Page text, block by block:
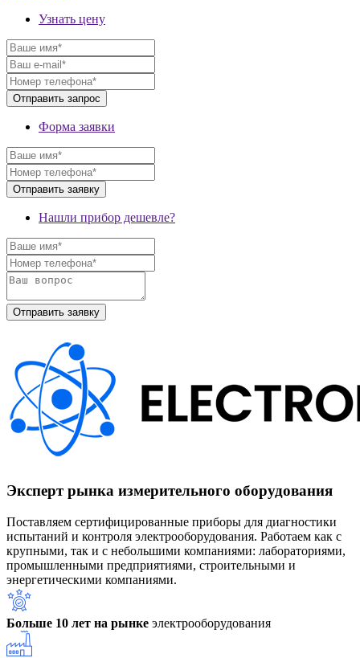
Узнать цену
Форма заявки
Нашли прибор дешевле?
Эксперт рынка измерительного оборудования
Поставляем сертифицированные приборы для диагностики
испытаний и контроля электрооборудования. Работаем как с
крупными, так и с небольшими компаниями: лабораториями,
промышленными предприятиями, строительными и
энергетическими компаниями.
Больше 10 лет на рынке электрооборудования